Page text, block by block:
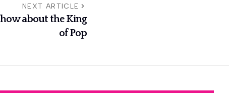
NEXT ARTICLE
about the King
of Pop